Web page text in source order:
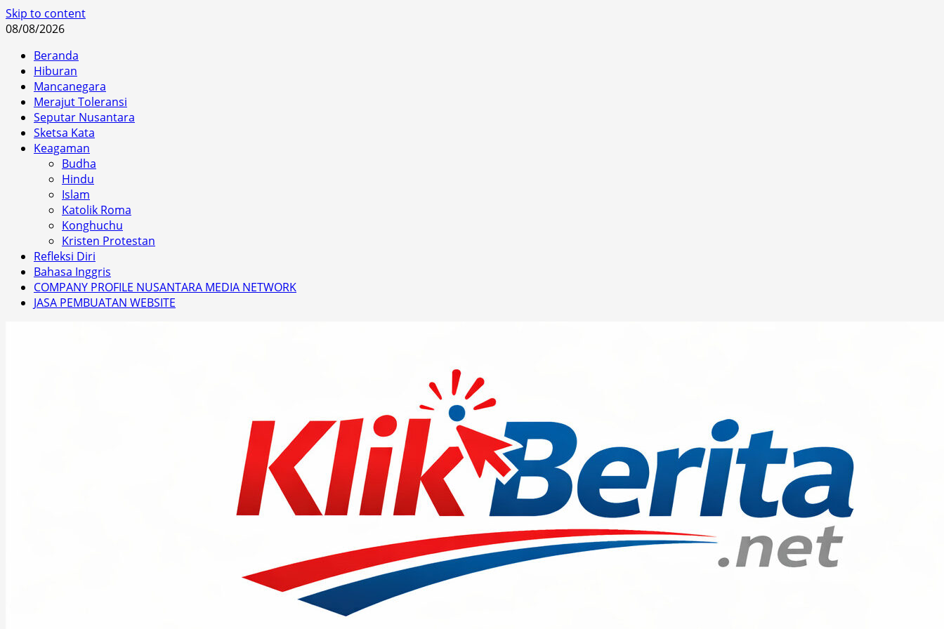
Skip to content
08/08/2026
Beranda
Hiburan
Mancanegara
Merajut Toleransi
Seputar Nusantara
Sketsa Kata
Keagaman
Budha
Hindu
Islam
Katolik Roma
Konghuchu
Kristen Protestan
Refleksi Diri
Bahasa Inggris
COMPANY PROFILE NUSANTARA MEDIA NETWORK
JASA PEMBUATAN WEBSITE